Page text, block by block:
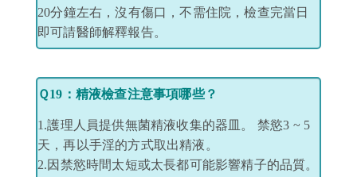
20分鐘左右，沒有傷口，不需住院，檢查完當日
即可請醫師解釋報告。
Ｑ19：精液檢查注意事項哪些？
1.護理人員提供無菌精液收集的器皿。 禁慾3 ~ 5
天，再以手淫的方式取出精液。
2.因禁慾時間太短或太長都可能影響精子的品質。